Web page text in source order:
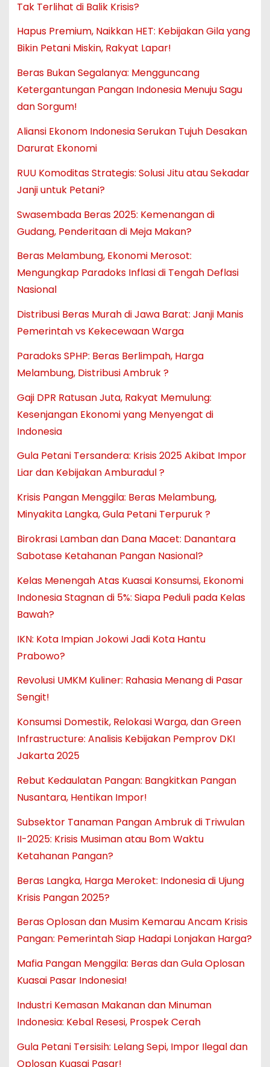
Tak Terlihat di Balik Krisis?
Hapus Premium, Naikkan HET: Kebijakan Gila yang
Bikin Petani Miskin, Rakyat Lapar!
Beras Bukan Segalanya: Mengguncang
Ketergantungan Pangan Indonesia Menuju Sagu
dan Sorgum!
Aliansi Ekonom Indonesia Serukan Tujuh Desakan
Darurat Ekonomi
RUU Komoditas Strategis: Solusi Jitu atau Sekadar
Janji untuk Petani?
Swasembada Beras 2025: Kemenangan di
Gudang, Penderitaan di Meja Makan?
Beras Melambung, Ekonomi Merosot:
Mengungkap Paradoks Inflasi di Tengah Deflasi
Nasional
Distribusi Beras Murah di Jawa Barat: Janji Manis
Pemerintah vs Kekecewaan Warga
Paradoks SPHP: Beras Berlimpah, Harga
Melambung, Distribusi Ambruk ?
Gaji DPR Ratusan Juta, Rakyat Memulung:
Kesenjangan Ekonomi yang Menyengat di
Indonesia
Gula Petani Tersandera: Krisis 2025 Akibat Impor
Liar dan Kebijakan Amburadul ?
Krisis Pangan Menggila: Beras Melambung,
Minyakita Langka, Gula Petani Terpuruk ?
Birokrasi Lamban dan Dana Macet: Danantara
Sabotase Ketahanan Pangan Nasional?
Kelas Menengah Atas Kuasai Konsumsi, Ekonomi
Indonesia Stagnan di 5%: Siapa Peduli pada Kelas
Bawah?
IKN: Kota Impian Jokowi Jadi Kota Hantu
Prabowo?
Revolusi UMKM Kuliner: Rahasia Menang di Pasar
Sengit!
Konsumsi Domestik, Relokasi Warga, dan Green
Infrastructure: Analisis Kebijakan Pemprov DKI
Jakarta 2025
Rebut Kedaulatan Pangan: Bangkitkan Pangan
Nusantara, Hentikan Impor!
Subsektor Tanaman Pangan Ambruk di Triwulan
II-2025: Krisis Musiman atau Bom Waktu
Ketahanan Pangan?
Beras Langka, Harga Meroket: Indonesia di Ujung
Krisis Pangan 2025?
Beras Oplosan dan Musim Kemarau Ancam Krisis
Pangan: Pemerintah Siap Hadapi Lonjakan Harga?
Mafia Pangan Menggila: Beras dan Gula Oplosan
Kuasai Pasar Indonesia!
Industri Kemasan Makanan dan Minuman
Indonesia: Kebal Resesi, Prospek Cerah
Gula Petani Tersisih: Lelang Sepi, Impor Ilegal dan
Oplosan Kuasai Pasar!